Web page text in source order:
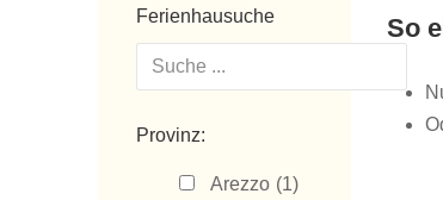
Ferienhausuche
Provinz:
Arezzo (1)
So